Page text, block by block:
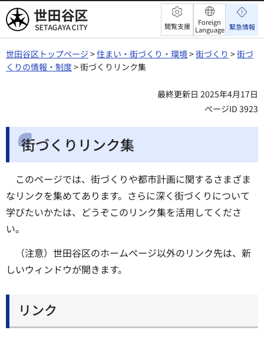
世田谷区 閲覧支援
Foreign
Language 緊急情報
世田谷区トップページ >住まい・街づくり・環境>街づくり >街づ
くりの情報・制度> 街づくりリンク集
最終更新日 2025年4月17日
ページID 3923
街づくりリンク集
このページでは、街づくりや都市計画に関するさまざま
なリンクを集めてあります。さらに深く街づくりについて
学びたいかたは、どうぞこのリンク集を活用してくださ
い。
（注意）世田谷区のホームページ以外のリンク先は、新
しいウィンドウが開きます。
リンク